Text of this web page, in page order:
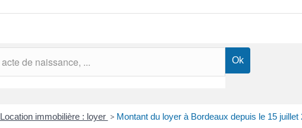
Location immobilière : loyer > Montant du loyer à Bordeaux depuis le 15 juillet